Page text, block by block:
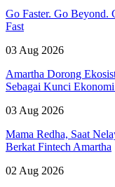
Go Faster. Go Beyond.
Fast
03 Aug 2026
Amartha Dorong
Sebagai Kunci
03 Aug 2026
Mama Redha, Saat
Berkat Fintech Amartha
02 Aug 2026